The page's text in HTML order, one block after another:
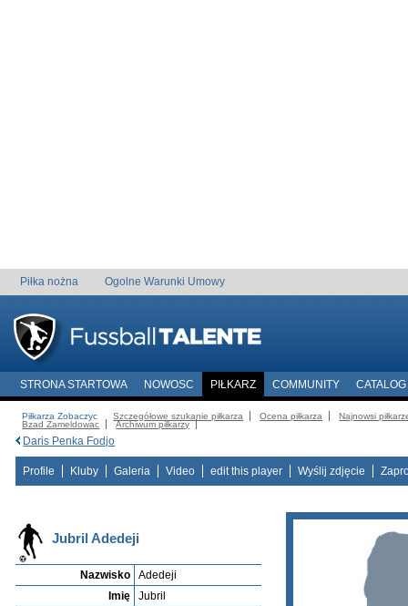
Piłka nożna Ogolne Warunki Umowy
STRONA STARTOWA NOWOSC PIŁKARZ COMMUNITY CATALOG
Piłkarza Zobaczyc Szczegółowe szukanie piłkarza Ocena piłkarza
Najnowsi
Bzad Zameldowac
Archiwum piłkarzy
Daris Penka Fodjo
Profile Kluby Galeria Video edit this player Wyślij zdjęcie
Jubril Adedeji
Nazwisko
Adedeji
Imię
Jubril